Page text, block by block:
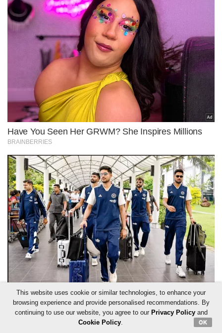
This website uses cookie or similar technologies, to enhance your
browsing experience and provide personalised recommendations. By
continuing to use our website, you agree to our Privacy Policyand
Cookie Policy. OK